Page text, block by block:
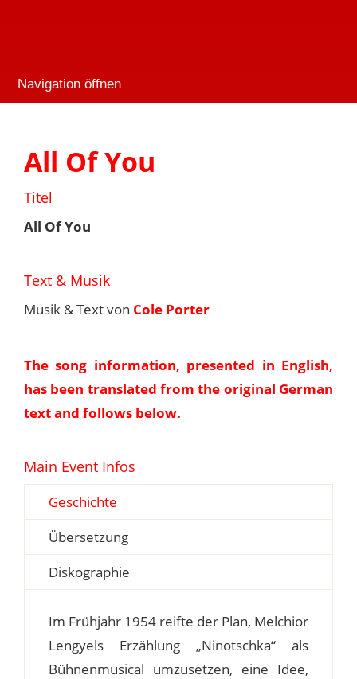
Navigation öffnen
All Of You
Titel
All Of You
Text & Musik
Musik & Text von Cole Porter
The song information, presented in English,
has been translated from the original German
text and follows below.
Main Event Infos
Geschichte
Übersetzung
Diskographie
Im Frühjahr 1954 reifte der Plan, Melchior
Lengyels Erzählung „Ninotschka“ als
Bühnenmusical umzusetzen, eine Idee,